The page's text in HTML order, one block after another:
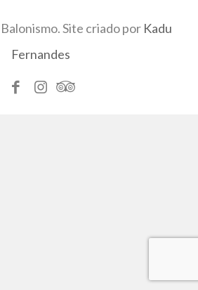
Site criado por Kadu
Fernandes